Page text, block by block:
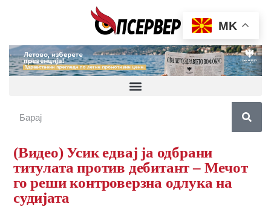
(Видео) Усик едвај ја одбрани
титулата против дебитант – Мечот
го реши контроверзна одлука на
судијата
MK